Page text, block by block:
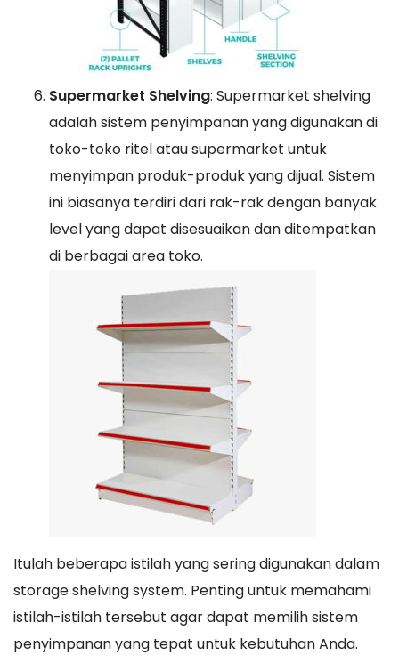
Supermarket Shelving: Supermarket shelving
adalah sistem penyimpanan yang digunakan di
toko-toko ritel atau supermarket untuk
menyimpan produk-produk yang dijual. Sistem
ini biasanya terdiri dari rak-rak dengan banyak
level yang dapat disesuaikan dan ditempatkan
di berbagai area toko.
Itulah beberapa istilah yang sering digunakan dalam
storage shelving system. Penting untuk memahami
istilah-istilah tersebut agar dapat memilih sistem
penyimpanan yang tepat untuk kebutuhan Anda.